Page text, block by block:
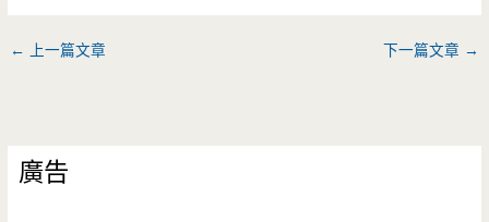
← 上一篇文章 下一篇文章 →
廣告